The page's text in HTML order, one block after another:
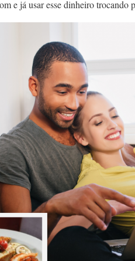
e já usar esse dinheiro trocando